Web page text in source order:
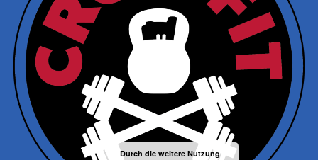
Durch die weitere Nutzung